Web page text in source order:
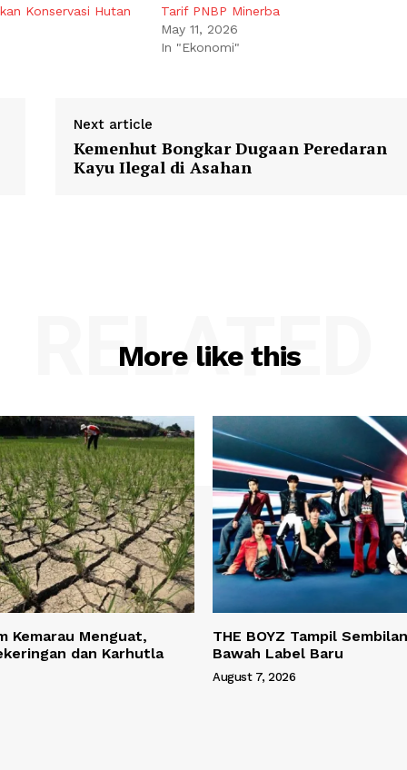
Konservasi Hutan
Tarif PNBP Minerba
May 11, 2026
In "Ekonomi"
Next article
Kemenhut Bongkar Dugaan Peredaran
Kayu Ilegal di Asahan
More like this
RELATED
Kemarau Menguat,
dan Karhutla
THE BOYZ Tampil
Bawah Label Baru
August 7, 2026